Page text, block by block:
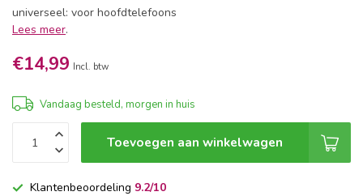
universeel: voor hoofdtelefoons
Lees meer.
€14,99 Incl. btw
Vandaag besteld, morgen in huis
Toevoegen aan winkelwagen
Klantenbeoordeling 9.2/10